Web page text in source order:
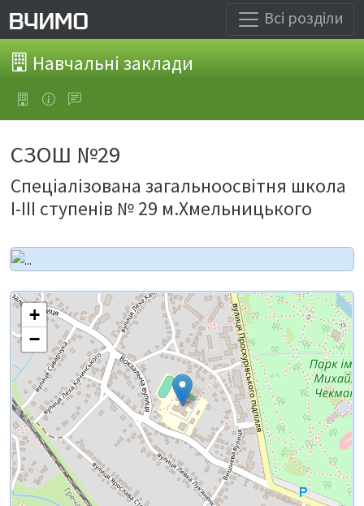
Всі розділи
Навчальні заклади
СЗОШ №29
Спеціалізована загальноосвітня школа
І-ІІІ ступенів № 29 м.Хмельницького
+
−